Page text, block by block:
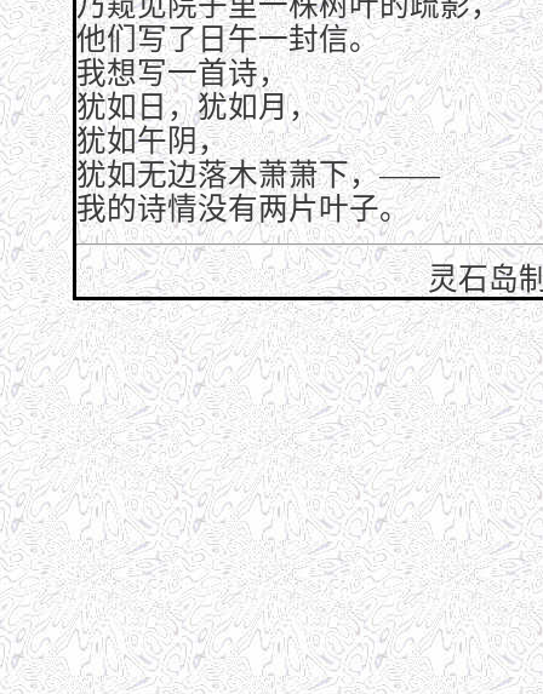
他们写了日午一封信。
我想写一首诗，
犹如日，犹如月，
犹如午阴，
犹如无边落木萧萧下，——
我的诗情没有两片叶子。
灵石岛